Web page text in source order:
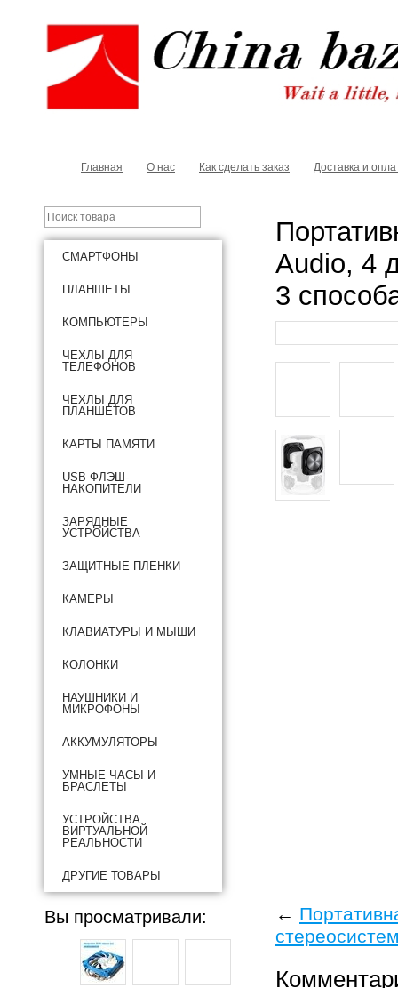
Главная О нас Как сделать заказ Доставка и
Audio, 4
3
←
СМАРТФОНЫ
ПЛАНШЕТЫ
КОМПЬЮТЕРЫ
ЧЕХЛЫ ДЛЯ
ТЕЛЕФОНОВ
ЧЕХЛЫ ДЛЯ
ПЛАНШЕТОВ
КАРТЫ ПАМЯТИ
USB ФЛЭШ-
НАКОПИТЕЛИ
ЗАРЯДНЫЕ
УСТРОЙСТВА
ЗАЩИТНЫЕ ПЛЕНКИ
КАМЕРЫ
КЛАВИАТУРЫ И МЫШИ
КОЛОНКИ
НАУШНИКИ И
МИКРОФОНЫ
АККУМУЛЯТОРЫ
УМНЫЕ ЧАСЫ И
БРАСЛЕТЫ
УСТРОЙСТВА
ВИРТУАЛЬНОЙ
РЕАЛЬНОСТИ
ДРУГИЕ ТОВАРЫ
Вы просматривали: